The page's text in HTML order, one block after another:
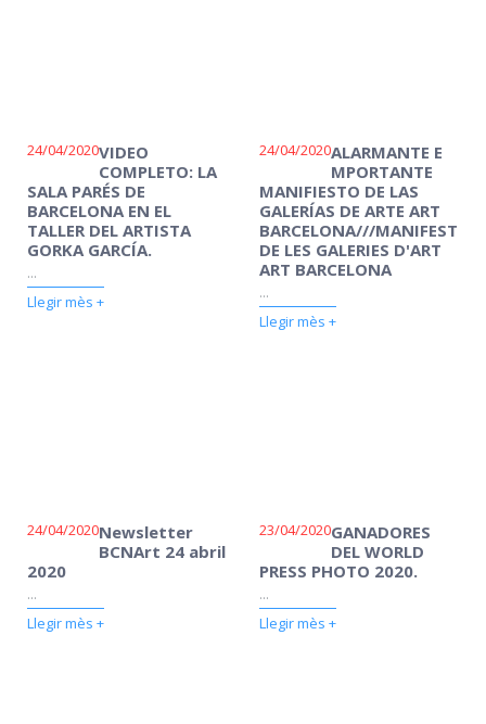
24/04/2020VIDEO
COMPLETO: LA
SALA PARÉS DE
BARCELONA EN EL
TALLER DEL ARTISTA
GORKA GARCÍA.
...
Llegir mès +
24/04/2020ALARMANTE E
MPORTANTE
MANIFIESTO DE LAS
GALERÍAS DE ARTE ART
BARCELONA///MANIFEST
DE LES GALERIES D'ART
ART BARCELONA
...
Llegir mès +
24/04/2020Newsletter
BCNArt 24 abril
2020
...
Llegir mès +
23/04/2020GANADORES
DEL WORLD
PRESS PHOTO 2020.
...
Llegir mès +